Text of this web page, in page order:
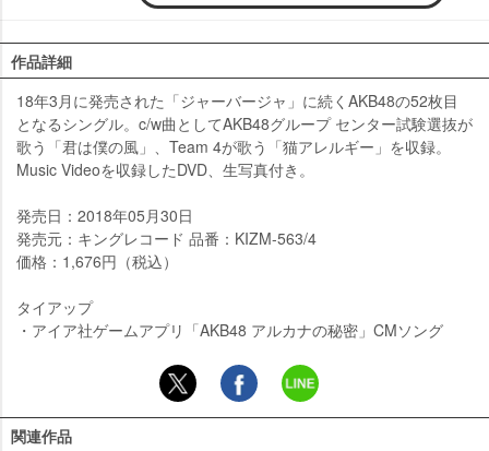
作品詳細
18年3月に発売された「ジャーバージャ」に続くAKB48の52枚目
となるシングル。c/w曲としてAKB48グループ センター試験選抜が
歌う「君は僕の風」、Team 4が歌う「猫アレルギー」を収録。
Music Videoを収録したDVD、生写真付き。
発売日：2018年05月30日
発売元：キングレコード 品番：KIZM-563/4
価格：1,676円（税込）
タイアップ
・アイア社ゲームアプリ「AKB48 アルカナの秘密」CMソング
関連作品